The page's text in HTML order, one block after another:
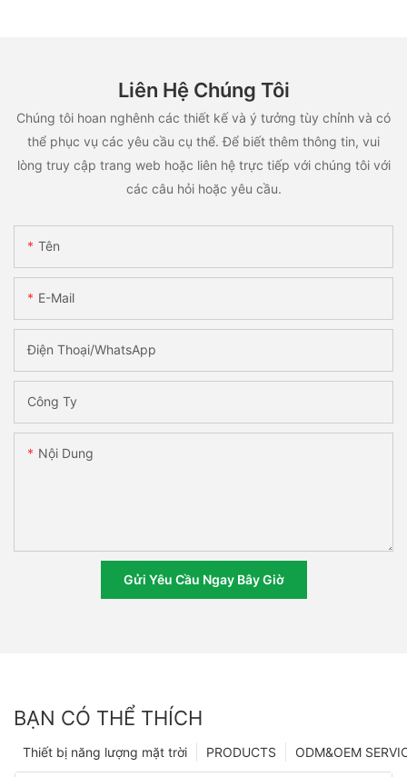
Liên Hệ Chúng Tôi
Chúng tôi hoan nghênh các thiết kế và ý tưởng tùy chỉnh và có
thể phục vụ các yêu cầu cụ thể. Để biết thêm thông tin, vui
lòng truy cập trang web hoặc liên hệ trực tiếp với chúng tôi với
các câu hỏi hoặc yêu cầu.
Tên
E-Mail
Điện Thoại/WhatsApp
Công Ty
Nội Dung
Gửi Yêu Cầu Ngay Bây Giờ
BẠN CÓ THỂ THÍCH
ODM&OEM
PRODUCTS
Thiết bị năng lượng mặt trời